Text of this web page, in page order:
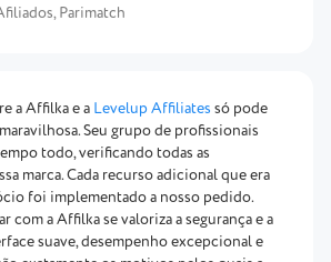
Parimatch
a Affilka e a Levelup Affiliates só pode
Seu grupo de profissionais
todo, verificando todas as
marca. Cada recurso adicional que era
foi implementado a nosso pedido.
com a Affilka se valoriza a segurança e a
suave, desempenho excepcional e